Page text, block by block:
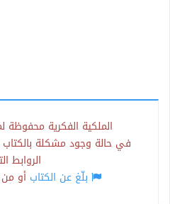
الملكية الفكرية محفوظة
في حالة وجود مشكلة بالكتاب
الروابط
بلّغ عن الكتاب أو